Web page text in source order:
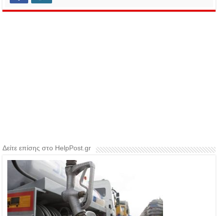
Δείτε επίσης στο HelpPost.gr